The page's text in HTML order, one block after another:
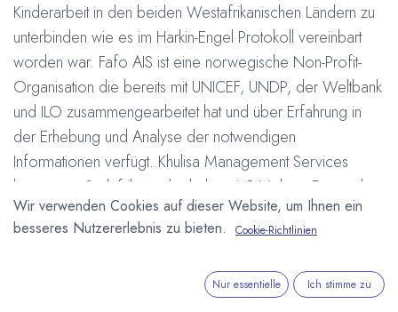
Kinderarbeit in den beiden Westafrikanischen Ländern zu
unterbinden wie es im Harkin-Engel Protokoll vereinbart
worden war. Fafo AIS ist eine norwegische Non-Profit-
Organisation die bereits mit UNICEF, UNDP, der Weltbank
und ILO zusammengearbeitet hat und über Erfahrung in
der Erhebung und Analyse der notwendigen
Informationen verfügt. Khulisa Management Services
kommt aus Südafrika und erhebt seit 14 Jahren Daten über
Kinderarbeit, Bildung und Gesundheit in zahlreichen
afrikanischen Staaten.
Wir verwenden Cookies auf dieser Website, um Ihnen ein
besseres Nutzererlebnis zu bieten.
Cookie-Richtlinien
Nur essentielle Ich stimme zu